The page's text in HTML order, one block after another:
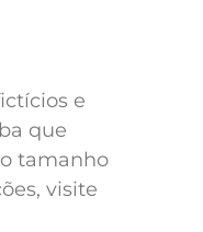
e
que
tamanho
visite